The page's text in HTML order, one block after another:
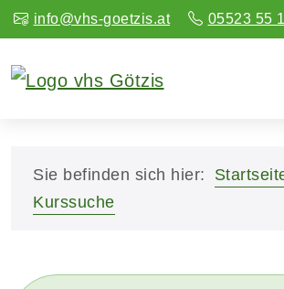
info@vhs-goetzis.at 05523 55
Sie befinden sich hier:
Kurssuche